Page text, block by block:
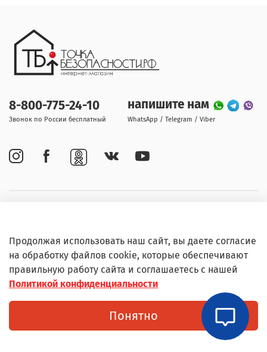
Информация
8-800-775-24-10
Звонок по России бесплатный
напишите нам
WhatsApp / Telegram / Viber
© Любое использование контента без письменного
разрешения запрещено
Продолжая использовать наш сайт, вы даете согласие
на обработку файлов cookie, которые обеспечивают
правильную работу сайта и соглашаетесь с нашей
Политикой конфиденциальности
Понятно